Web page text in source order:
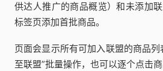
供达人推广的商品概览）和未添加
标签页添加首批商品。
页面会显示所有可加入联盟的商品
至联盟”批量操作，也可以逐个点击商